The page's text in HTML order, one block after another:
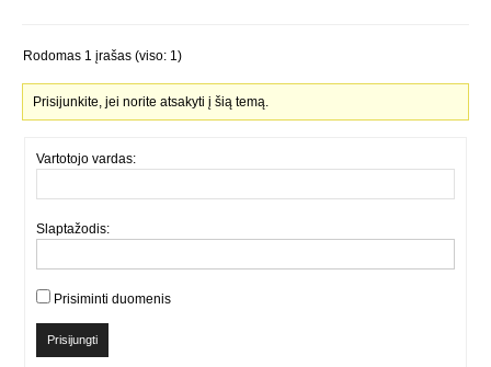
Rodomas 1 įrašas (viso: 1)
Prisijunkite, jei norite atsakyti į šią temą.
Vartotojo vardas:
Slaptažodis:
Prisiminti duomenis
Prisijungti